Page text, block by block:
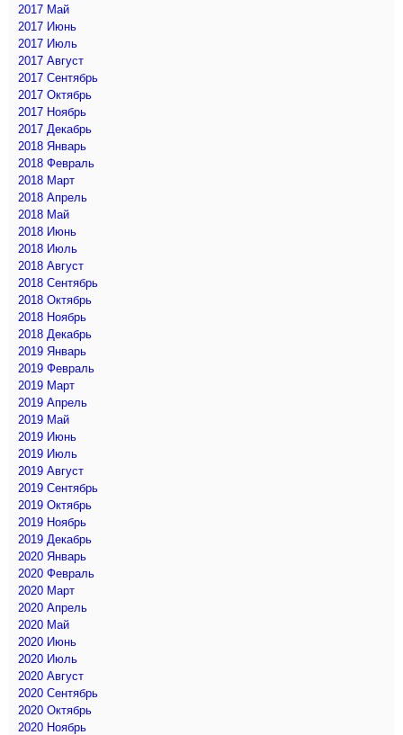
2017 Май
2017 Июнь
2017 Июль
2017 Август
2017 Сентябрь
2017 Октябрь
2017 Ноябрь
2017 Декабрь
2018 Январь
2018 Февраль
2018 Март
2018 Апрель
2018 Май
2018 Июнь
2018 Июль
2018 Август
2018 Сентябрь
2018 Октябрь
2018 Ноябрь
2018 Декабрь
2019 Январь
2019 Февраль
2019 Март
2019 Апрель
2019 Май
2019 Июнь
2019 Июль
2019 Август
2019 Сентябрь
2019 Октябрь
2019 Ноябрь
2019 Декабрь
2020 Январь
2020 Февраль
2020 Март
2020 Апрель
2020 Май
2020 Июнь
2020 Июль
2020 Август
2020 Сентябрь
2020 Октябрь
2020 Ноябрь